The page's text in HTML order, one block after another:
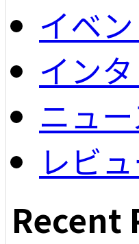
イベ
イン
ニュ
レビ
Recent